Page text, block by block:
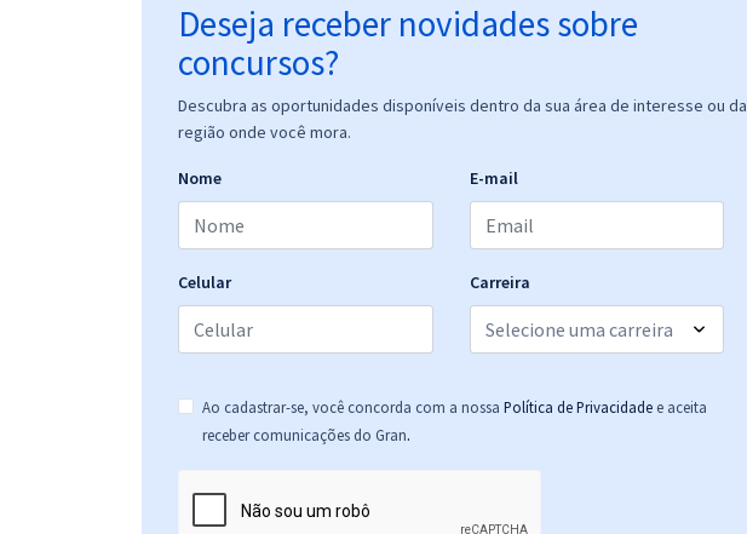
Deseja receber novidades sobre
concursos?
Descubra as oportunidades disponíveis dentro da sua área de interesse ou da
região onde você mora.
Nome E-mail
Celular Carreira
Ao cadastrar-se, você concorda com a nossa Política de Privacidade e aceita
receber comunicações do Gran.